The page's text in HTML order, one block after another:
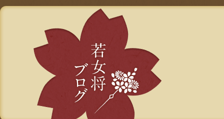
ホーム 花かんざしの魅力 舞妓はんとご一緒に 若女将ブログ